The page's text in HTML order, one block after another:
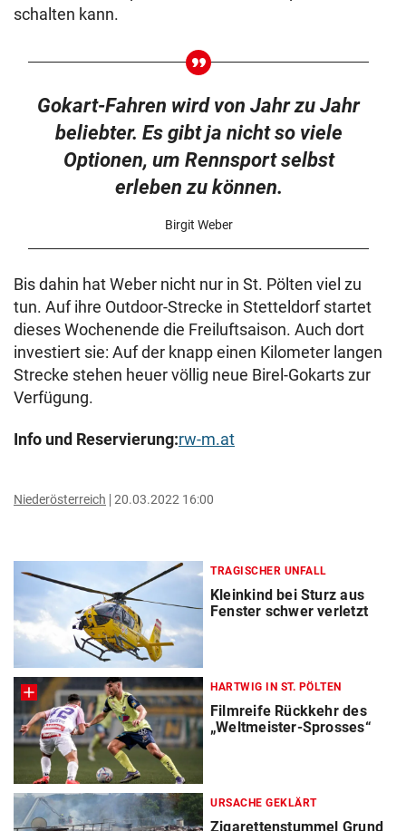
schalten kann.
Gokart-Fahren wird von Jahr zu Jahr
beliebter. Es gibt ja nicht so viele
Optionen, um Rennsport selbst
erleben zu können.
Birgit Weber
Bis dahin hat Weber nicht nur in St. Pölten viel zu
tun. Auf ihre Outdoor-Strecke in Stetteldorf startet
dieses Wochenende die Freiluftsaison. Auch dort
investiert sie: Auf der knapp einen Kilometer langen
Strecke stehen heuer völlig neue Birel-Gokarts zur
Verfügung.
Info und Reservierung:rw-m.at
Niederösterreich 20.03.2022 16:00
TRAGISCHER UNFALL
Kleinkind bei Sturz aus
Fenster schwer verletzt
HARTWIG IN ST. PÖLTEN
Filmreife Rückkehr des
„Weltmeister-Sprosses“
URSACHE GEKLÄRT
Zigarettenstummel Grund